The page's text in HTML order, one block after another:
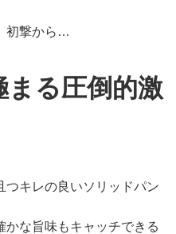
初撃から…
る圧倒的激
つキレの良いソリッドパン
かな旨味もキャッチできる